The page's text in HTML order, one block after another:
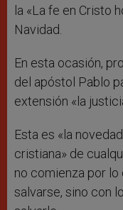
la «La fe en Cristo
Navidad.
En esta ocasión,
del apóstol Pablo
extensión «la
Esta es «la
cristiana» de
no comienza por
salvarse, sino con